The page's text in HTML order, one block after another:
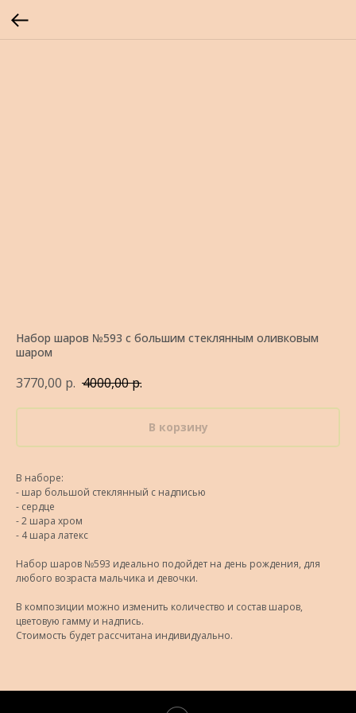
Набор шаров №593 с большим стеклянным оливковым
шаром
3770,00 р. 4000,00р.
В корзину
В наборе:
- шар большой стеклянный с надписью
- сердце
- 2 шара хром
- 4 шара латекс
Набор шаров №593 идеально подойдет на день рождения, для
любого возраста мальчика и девочки.
В композиции можно изменить количество и состав шаров,
цветовую гамму и надпись.
Стоимость будет рассчитана индивидуально.